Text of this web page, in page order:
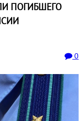
ПОГИБШЕГО
0